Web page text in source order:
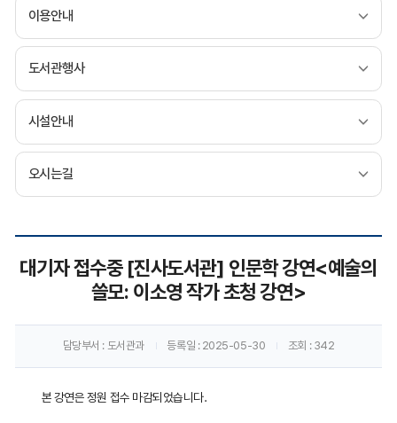
이용안내
도서관행사
시설안내
오시는길
지
항
게
대기자 접수중 [진사도서관] 인문학 강연<예술의
쓸모: 이소영 작가 초청 강연>
담당부서 : 도서관과 등록일 : 2025-05-30 조회 : 342
본 강연은 정원 접수 마감되었습니다.